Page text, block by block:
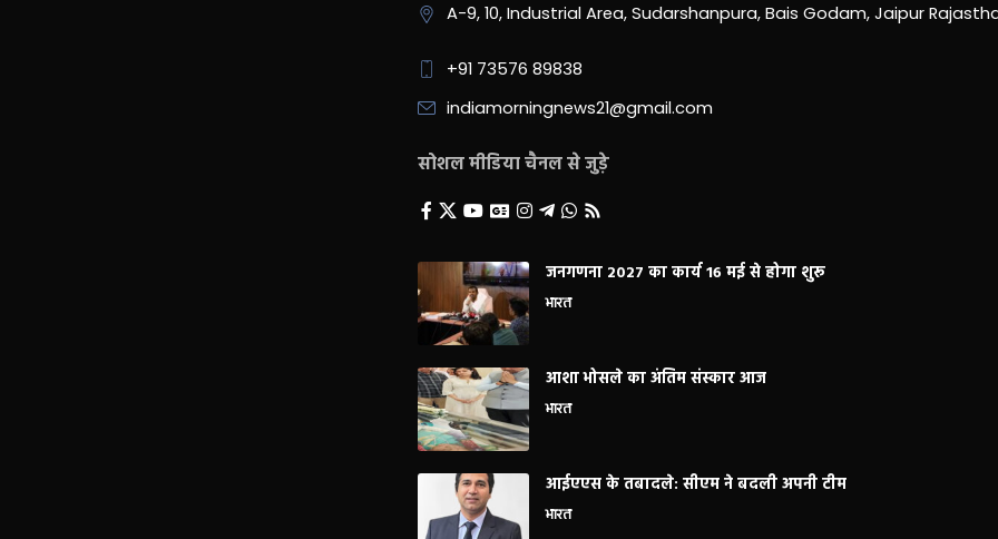
A-9, 10, Industrial Area, Sudarshanpura, Bais Godam, Jaipur
+91 73576 89838
indiamorningnews21@gmail.com
सोशल मीडिया चैनल से जुड़े
जनगणना 2027 का कार्य 16 मई से होगा शुरू
भारत
आशा भोसले का अंतिम संस्कार आज
भारत
आईएएस के तबादले: सीएम ने बदली अपनी टीम
भारत